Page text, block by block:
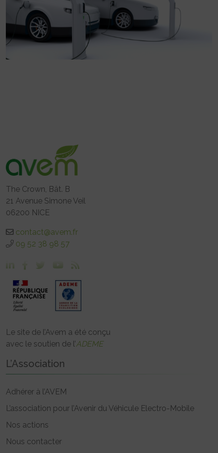
The Crown, Bât. B
21 Avenue Simone Veil
06200 NICE
contact@avem.fr
09 52 38 98 57
Le site de l’Avem a été conçu
avec le soutien de l’ADEME
L’Association
Adhérer à l’AVEM
L’association pour l’Avenir du Véhicule Electro-Mobile
Nos actions
Nous contacter